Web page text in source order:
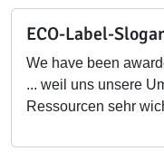
ECO-Label-
We have been
... weil uns unsere
Ressourcen sehr